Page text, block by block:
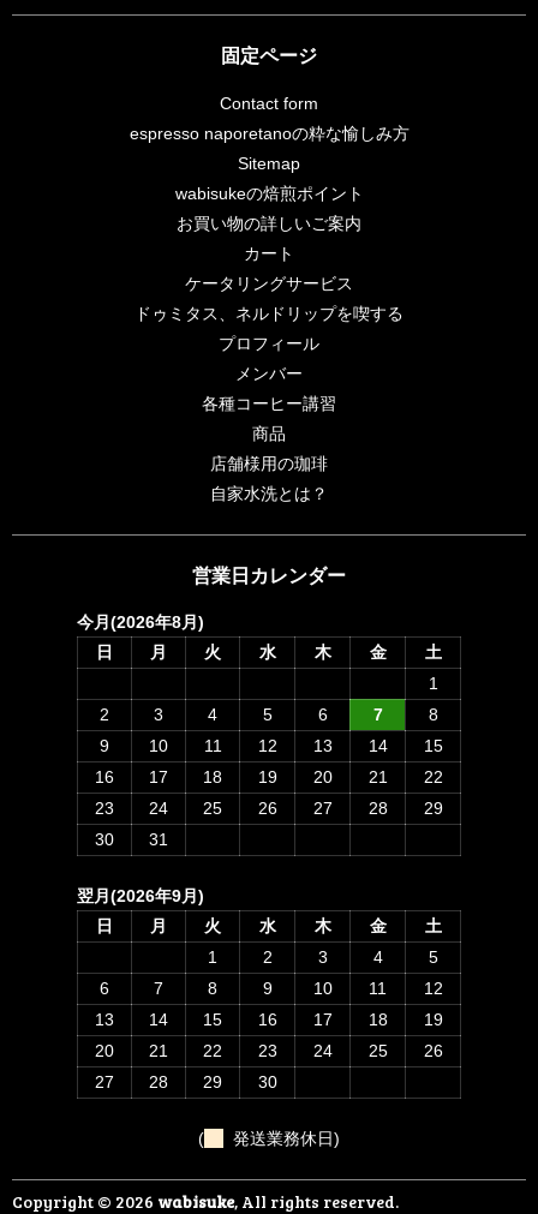
固定ページ
Contact form
espresso naporetanoの粋な愉しみ方
Sitemap
wabisukeの焙煎ポイント
お買い物の詳しいご案内
カート
ケータリングサービス
ドゥミタス、ネルドリップを喫する
プロフィール
メンバー
各種コーヒー講習
商品
店舗様用の珈琲
自家水洗とは？
営業日カレンダー
今月(2026年8月)
日
月 火 水 木 金
土
1
2
3 4 5 6 7
8
9
10 11 12 13 14
15
16
17 18 19 20 21
22
23
24 25 26 27 28
29
30
31
翌月(2026年9月)
日
月 火 水 木 金
土
1
2 3 4
5
6
7 8 9 10 11
12
13
14 15 16 17 18
19
20
21 22 23 24 25
26
27
28 29 30
( 発送業務休日)
Copyright © 2026 wabisuke, All rights reserved.